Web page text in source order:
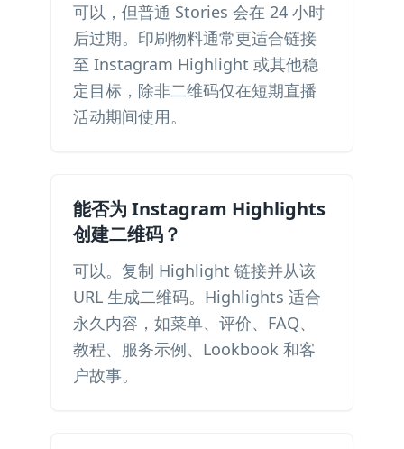
可以，但普通 Stories 会在 24 小时
后过期。印刷物料通常更适合链接
至 Instagram Highlight 或其他稳
定目标，除非二维码仅在短期直播
活动期间使用。
能否为 Instagram Highlights
创建二维码？
可以。复制 Highlight 链接并从该
URL 生成二维码。Highlights 适合
永久内容，如菜单、评价、FAQ、
教程、服务示例、Lookbook 和客
户故事。